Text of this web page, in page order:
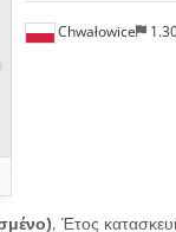
Chwałowice
, Έτος